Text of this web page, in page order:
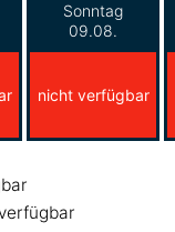
Sonntag
09.08.
nicht verfügbar